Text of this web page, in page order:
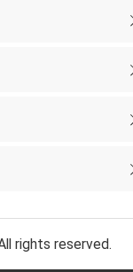
rights reserved.